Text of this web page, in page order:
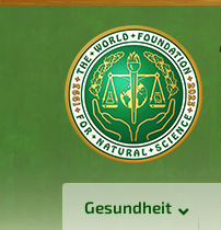
Gesundheit